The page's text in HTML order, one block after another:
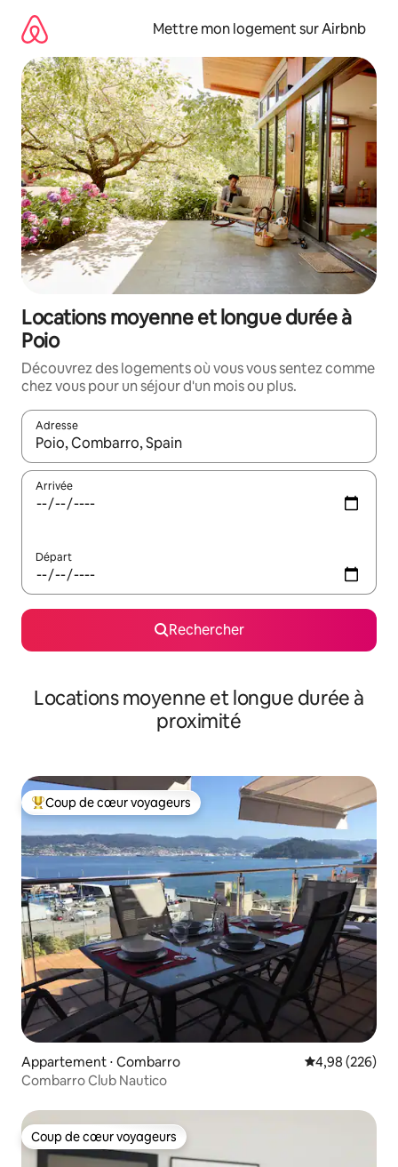
directement
contenu
Mettre mon logement sur Airbnb
Locations moyenne et longue durée à
Poio
Découvrez des logements où vous vous sentez comme
chez vous pour un séjour d'un mois ou plus.
Adresse
Lorsque les résultats s'affichent, utilisez les flèches vers le
Arrivée
Départ
Rechercher
Locations moyenne et longue durée à
proximité
Coups de cœur voyageurs les plus appréciés
Coup de cœur voyageurs
Appartement ⋅ Combarro Évaluation
4,98 (226)
Combarro Club Nautico
Coup de cœur voyageurs
Coup de cœur voyageurs